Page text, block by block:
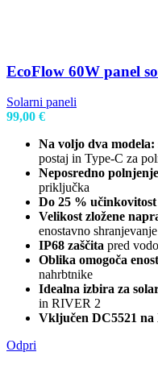
EcoFlow 60W panel
Solarni paneli
99,00 €
Na voljo dva modela:
postaj in Type-C za
Neposredno
priključka
Do 25 %
Velikost zložene
enostavno
IP68 zaščita pred
Oblika omogoča
nahrbtnike
Idealna izbira za
in RIVER 2
Vključen DC5521
Odpri